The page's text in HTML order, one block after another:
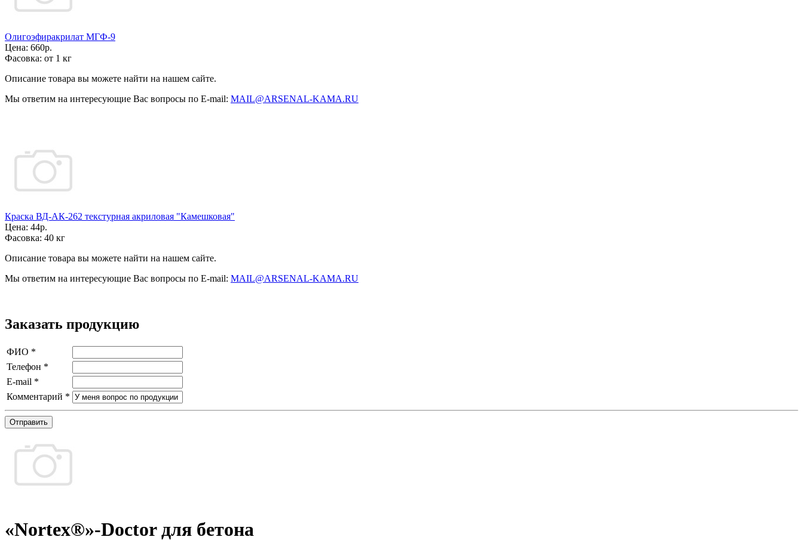
Олигоэфиракрилат МГФ-9
Цена: 660р.
Фасовка: от 1 кг
Описание товара вы можете найти на нашем сайте.
Мы ответим на интересующие Вас вопросы по E-mail: MAIL@ARSENAL-KAMA.RU
Краска ВД-АК-262 текстурная акриловая "Камешковая"
Цена: 44р.
Фасовка: 40 кг
Описание товара вы можете найти на нашем сайте.
Мы ответим на интересующие Вас вопросы по E-mail: MAIL@ARSENAL-KAMA.RU
Заказать продукцию
ФИО *
Телефон *
E-mail *
Комментарий *
Отправить
«Nortex®»-Doctor для бетона